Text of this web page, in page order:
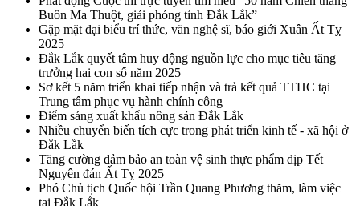
Buôn Ma Thuột, giải phóng tỉnh Đắk Lắk”
Gặp mặt đại biểu trí thức, văn nghệ sĩ, báo giới Xuân Ất Tỵ
2025
Đắk Lắk quyết tâm huy động nguồn lực cho mục tiêu tăng
trưởng hai con số năm 2025
Sơ kết 5 năm triển khai tiếp nhận và trả kết quả TTHC tại
Trung tâm phục vụ hành chính công
Điểm sáng xuất khẩu nông sản Đắk Lắk
Nhiều chuyển biến tích cực trong phát triển kinh tế - xã hội ở
Đắk Lắk
Tăng cường đảm bảo an toàn vệ sinh thực phẩm dịp Tết
Nguyên đán Ất Tỵ 2025
Phó Chủ tịch Quốc hội Trần Quang Phương thăm, làm việc
tại Đắk Lắk